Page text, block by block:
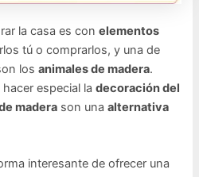
la casa es conelementos
tú o comprarlos, y una de
losanimales de madera.
hacer especial ladecoración del
madera son unaalternativa
interesante de ofrecer una